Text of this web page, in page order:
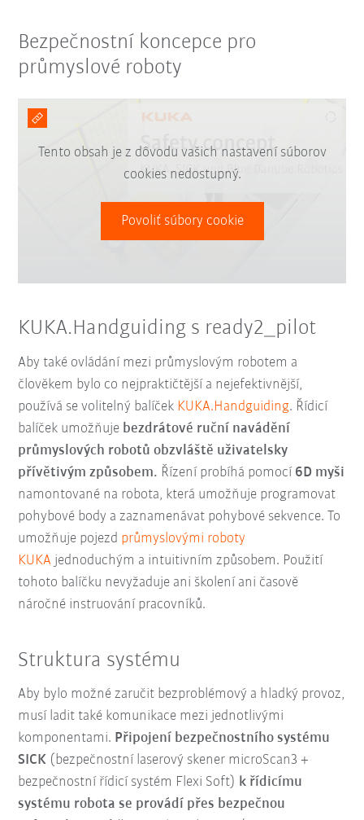
Bezpečnostní koncepce pro
průmyslové roboty
Tento obsah je z dôvodu vašich nastavení súborov
cookies nedostupný.
Povoliť súbory cookie
KUKA.Handguiding s ready2_pilot
Aby také ovládání mezi průmyslovým robotem a
člověkem bylo co nejpraktičtější a nejefektivnější,
používá se volitelný balíček KUKA.Handguiding. Řídicí
balíček umožňuje bezdrátové ruční navádění
průmyslových robotů obzvláště uživatelsky
přívětivým způsobem. Řízení probíhá pomocí 6D myši
namontované na robota, která umožňuje programovat
pohybové body a zaznamenávat pohybové sekvence. To
umožňuje pojezd průmyslovými roboty
KUKA jednoduchým a intuitivním způsobem. Použití
tohoto balíčku nevyžaduje ani školení ani časově
náročné instruování pracovníků.
Struktura systému
Aby bylo možné zaručit bezproblémový a hladký provoz,
musí ladit také komunikace mezi jednotlivými
komponentami. Připojení bezpečnostního systému
SICK (bezpečnostní laserový skener microScan3 +
bezpečnostní řídicí systém Flexi Soft) k řídicímu
systému robota se provádí přes bezpečnou